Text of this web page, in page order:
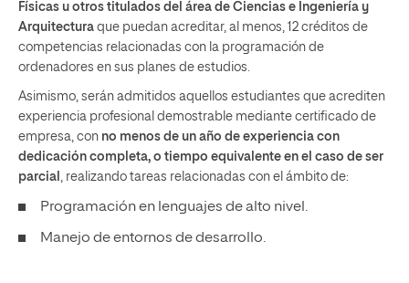
Físicas u otros titulados del área de Ciencias e Ingeniería y
Arquitectura que puedan acreditar, al menos, 12 créditos de
competencias relacionadas con la programación de
ordenadores en sus planes de estudios.
Asimismo, serán admitidos aquellos estudiantes que acrediten
experiencia profesional demostrable mediante certificado de
empresa, con no menos de un año de experiencia con
dedicación completa, o tiempo equivalente en el caso de ser
parcial , realizando tareas relacionadas con el ámbito de:
Programación en lenguajes de alto nivel.
Manejo de entornos de desarrollo.